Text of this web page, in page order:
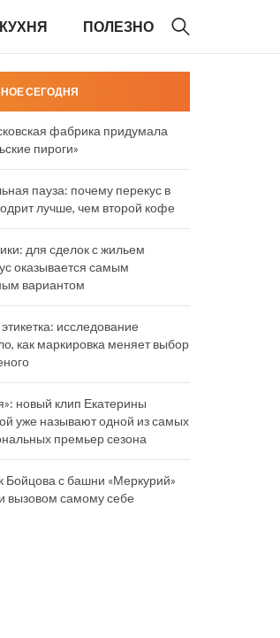
КУХНЯ ПОЛЕЗНО
СЕГОДНЯ
фабрика придумала
пироги»
пауза: почему перекус в
лучше, чем второй кофе
для сделок с жильем
оказывается самым
вариантом
исследование
как маркировка меняет выбор
новый клип Екатерины
уже называют одной из самых
премьер сезона
Бойцова с башни «Меркурий»
вызовом самому себе